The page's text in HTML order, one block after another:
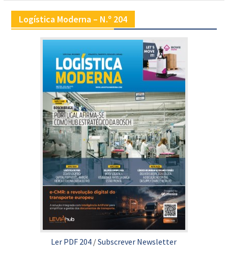
Logística Moderna – N.º 204
Ler PDF 204 /Subscrever Newsletter